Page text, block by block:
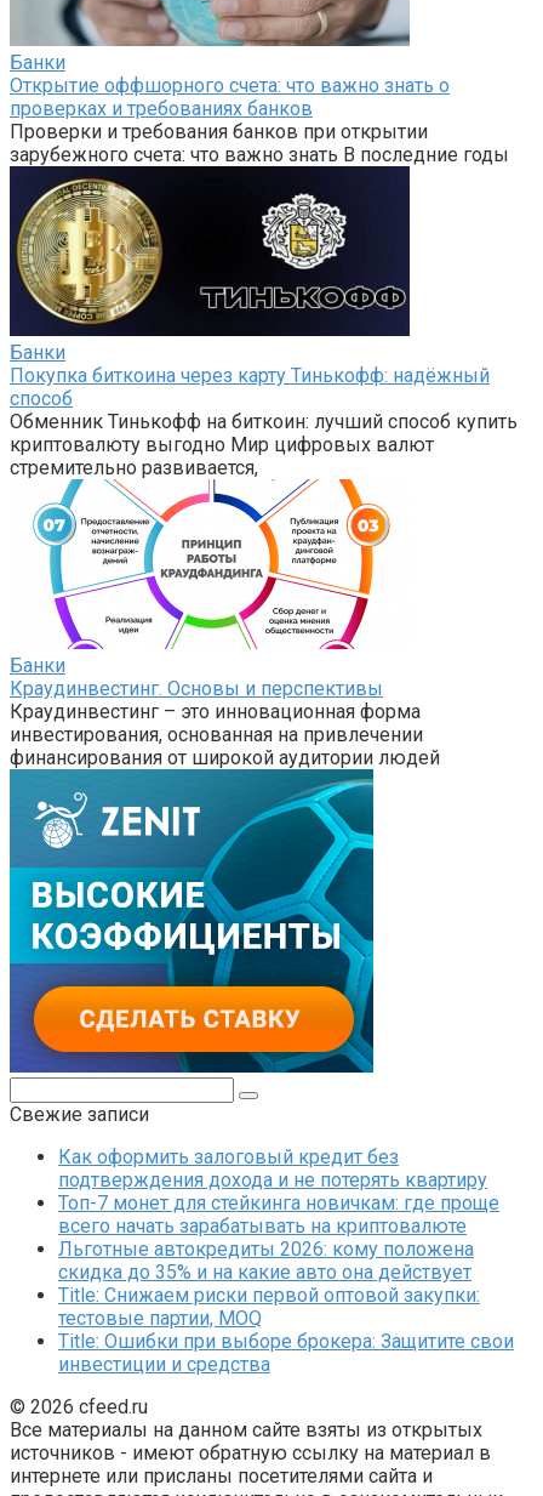
Банки
Открытие оффшорного счета: что важно знать о
проверках и требованиях банков
Проверки и требования банков при открытии
зарубежного счета: что важно знать В последние годы
Банки
Покупка биткоина через карту Тинькофф: надёжный
способ
Обменник Тинькофф на биткоин: лучший способ купить
криптовалюту выгодно Мир цифровых валют
стремительно развивается,
Банки
Краудинвестинг. Основы и перспективы
Краудинвестинг – это инновационная форма
инвестирования, основанная на привлечении
финансирования от широкой аудитории людей
Свежие записи
Как оформить залоговый кредит без
подтверждения дохода и не потерять квартиру
Топ-7 монет для стейкинга новичкам: где проще
всего начать зарабатывать на криптовалюте
Льготные автокредиты 2026: кому положена
скидка до 35% и на какие авто она действует
Title: Снижаем риски первой оптовой закупки:
тестовые партии, MOQ
Title: Ошибки при выборе брокера: Защитите свои
инвестиции и средства
© 2026 cfeed.ru
Все материалы на данном сайте взяты из открытых
источников - имеют обратную ссылку на материал в
интернете или присланы посетителями сайта и